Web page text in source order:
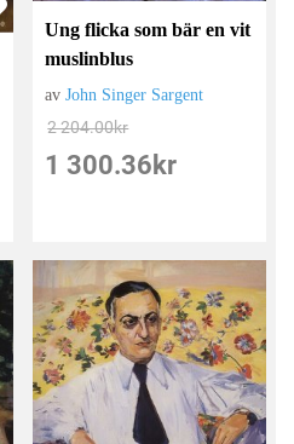
Ung flicka som bär en vit
muslinblus
avJohn Singer Sargent
2 204.00kr
1 300.36 kr